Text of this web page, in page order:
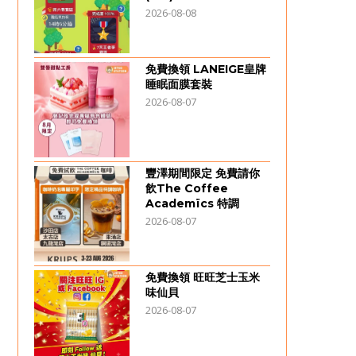
2026-08-08
免費換領 LANEIGE皇牌
睡眠面膜套裝
2026-08-07
豐澤期間限定 免費請你
飲The Coffee
Academïcs 特調
2026-08-07
免費換領 旺旺芝士玉米
味仙貝
2026-08-07